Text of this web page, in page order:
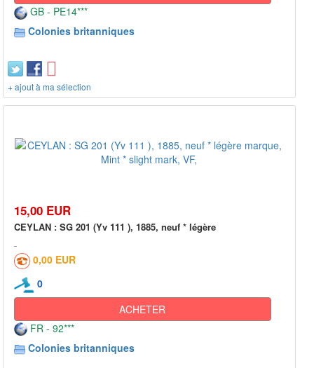
GB - PE14***
Colonies britanniques
+ ajout à ma sélection
15,00 EUR
CEYLAN : SG 201 (Yv 111 ), 1885, neuf * légère
0,00 EUR
0
ACHETER
FR - 92***
Colonies britanniques